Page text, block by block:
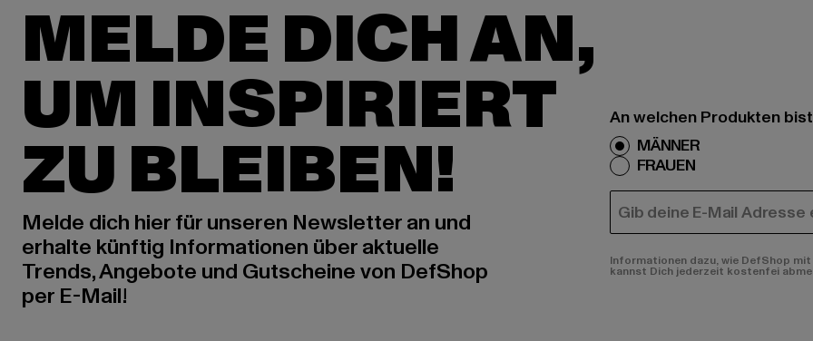
MELDE DICH AN,
UM INSPIRIERT
ZU BLEIBEN!
Melde dich hier für unseren Newsletter an und
erhalte künftig Informationen über aktuelle
Trends, Angebote und Gutscheine von DefShop
per E-Mail!
An welchen Produkten
MÄNNER
FRAUEN
E-MAIL
Informationen dazu, wie DefShop
kannst Dich jederzeit kostenfei